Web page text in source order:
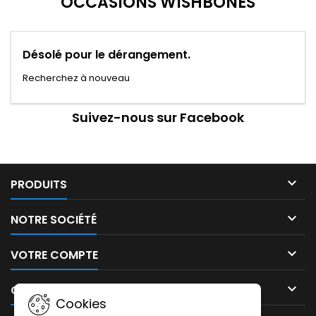
Désolé pour le dérangement.
Recherchez à nouveau
Suivez-nous sur Facebook
PRODUITS 
NOTRE SOCIÉTÉ 
VOTRE COMPTE 
CONTACT 
Cookies